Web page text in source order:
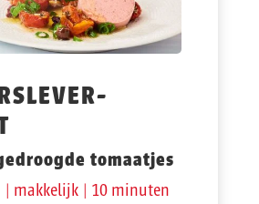
tomaatjes
| makkelijk | 10 minuten